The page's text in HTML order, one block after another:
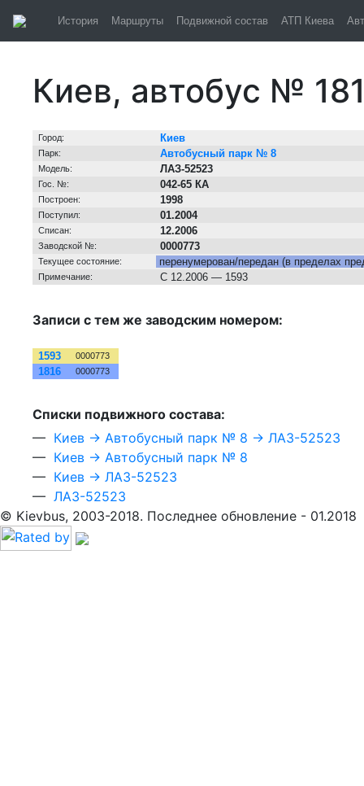
История Маршруты Подвижной состав АТП Киева
Киев, автобус №
Город:
Киев
Парк: Автобусный парк № 8
Модель: ЛАЗ-52523
Гос. №: 042-65 КА
Построен: 1998
Поступил: 01.2004
Списан: 12.2006
Заводской №: 0000773
Текущее состояние: перенумерован/передан (в пределах
Примечание: С 12.2006 — 1593
Записи с тем же заводским номером:
1593 0000773
1816 0000773
Cписки подвижного состава:
— Киев → Автобусный парк № 8 → ЛАЗ-52523
— Киев → Автобусный парк № 8
— Киев → ЛАЗ-52523
— ЛАЗ-52523
© Kievbus, 2003-2018. Последнее обновление - 01.2018